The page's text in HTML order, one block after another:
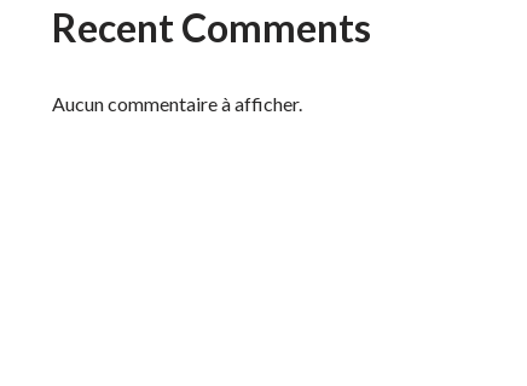
Recent Comments
Aucun commentaire à afficher.